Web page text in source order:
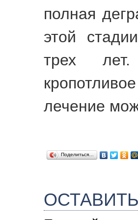
полная
этой
трех
лечение
Поделиться…